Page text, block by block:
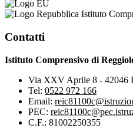
Istituto
Contatti
Istituto Comprensivo di
Via XXV Aprile 8 - 42046
Tel: 0522 972 166
Email:
PEC:
C.F.: 81002250355